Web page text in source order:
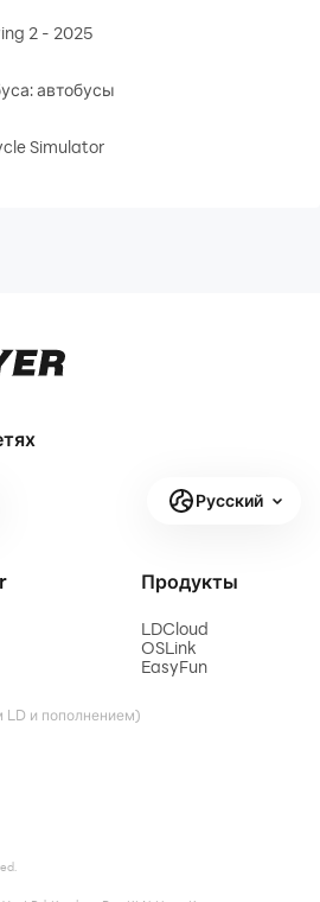
2 - 2025
автобусы
Simulator
Русский
LD и пополнением)
Продукты
LDCloud
OSLink
EasyFun